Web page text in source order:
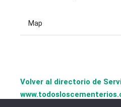
Map
Volver al directorio de